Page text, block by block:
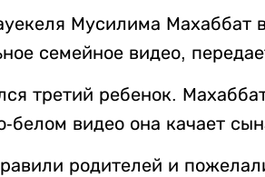
Мусилима Махаббат
семейное видео,
третий ребенок.
видео она качает
родителей и